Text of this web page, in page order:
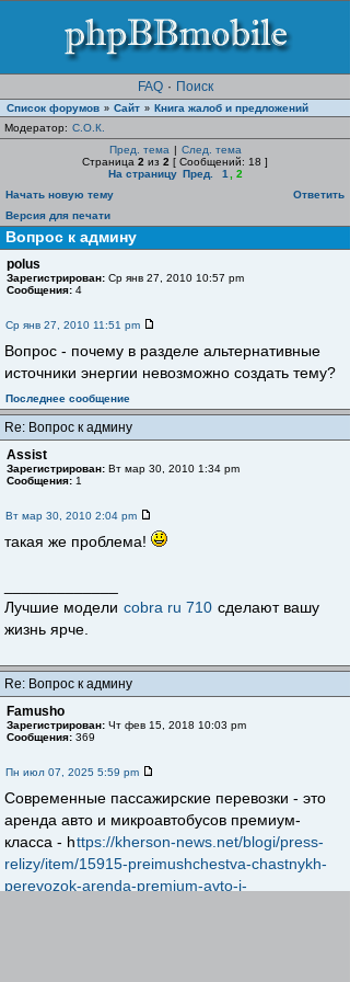
FAQ · Поиск
Список форумов » Сайт » Книга жалоб и предложений
Модератор: С.О.К.
Пред. тема | След. тема
Страница 2 из 2 [ Сообщений: 18 ]
На страницу Пред. 1
2
Начать новую тему
Ответить
Версия для печати
Вопрос к админу
polus
Зарегистрирован: Ср янв 27, 2010 10:57 pm
Сообщения: 4
Ср янв 27, 2010 11:51 pm
Вопрос - почему в разделе альтернативные
источники энергии невозможно создать тему?
Последнее сообщение
Re: Вопрос к админу
Assist
Зарегистрирован: Вт мар 30, 2010 1:34 pm
Сообщения: 1
Вт мар 30, 2010 2:04 pm
такая же проблема!
Лучшие модели cobra ru 710 сделают вашу
жизнь ярче.
Re: Вопрос к админу
Famusho
Зарегистрирован: Чт фев 15, 2018 10:03 pm
Сообщения: 369
Пн июл 07, 2025 5:59 pm
Современные пассажирские перевозки - это
аренда авто и микроавтобусов премиум-
класса - https://kherson-news.net/blogi/press-
relizy/item/15915-preimushchestva-chastnykh-
perevozok-arenda-premium-avto-i-